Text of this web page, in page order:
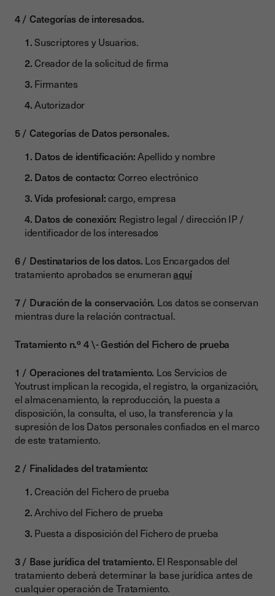
Categorías de interesados.
Suscriptores y Usuarios.
Creador de la solicitud de firma
Firmantes
Autorizador
Categorías de Datos personales.
Datos de identificación:Apellido y nombre
Datos de contacto: Correo electrónico
Vida profesional:cargo, empresa
Datos de conexión: Registro legal / dirección IP /
identificador de los interesados
Destinatarios de los datos. Los Encargados del
tratamiento aprobados se enumeranaquí
Duración de la conservación. Los datos se conservan
mientras dure la relación contractual.
Tratamiento n.º 4 \- Gestión del Fichero de prueba
Operaciones del tratamiento. Los Servicios de
Youtrust implican la recogida, el registro, la organización,
el almacenamiento, la reproducción, la puesta a
disposición, la consulta, el uso, la transferencia y la
supresión de los Datos personales confiados en el marco
de este tratamiento.
Finalidades del tratamiento:
Creación del Fichero de prueba
Archivo del Fichero de prueba
Puesta a disposición del Fichero de prueba
Base jurídica del tratamiento. El Responsable del
tratamiento deberá determinar la base jurídica antes de
cualquier operación de Tratamiento.